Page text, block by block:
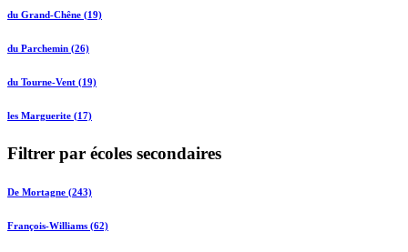
du Grand-Chêne (19)
du Parchemin (26)
du Tourne-Vent (19)
les Marguerite (17)
Filtrer par écoles secondaires
De Mortagne (243)
François-Williams (62)